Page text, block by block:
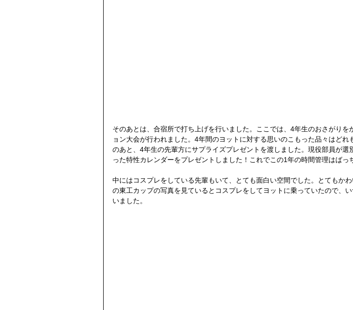
そのあとは、合宿所で打ち上げを行いました。ここでは、4年生のおさがりを
ョン大会が行われました。4年間のヨットに対する思いのこもった品々はどれ
のあと、4年生の先輩方にサプライズプレゼントを渡しました。現役部員が選
った特性カレンダーをプレゼントしました！これでこの1年の時間管理はばっ
中にはコスプレをしている先輩もいて、とても面白い空間でした。とてもか
の東工カップの写真を見ているとコスプレをしてヨットに乗っていたので、
いました。